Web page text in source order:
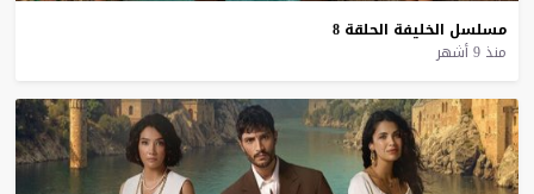
مسلسل الخليفة الحلقة 8
منذ 9 أشهر